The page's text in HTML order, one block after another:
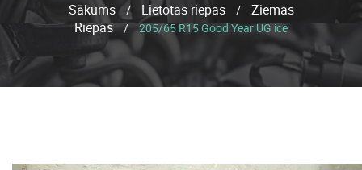
Sākums / Lietotas riepas /
Ziemas
Riepas / 205/65 R15 Good Year UG ice